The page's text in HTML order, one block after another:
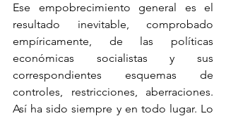
Ese empobrecimiento general es el
resultado inevitable, comprobado
empíricamente, de las políticas
económicas socialistas y sus
correspondientes esquemas de
controles, restricciones, aberraciones.
Así ha sido siempre y en todo lugar. Lo